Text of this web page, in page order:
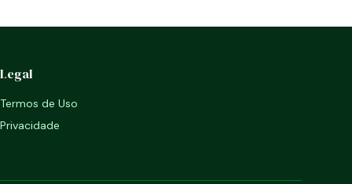
Legal
Termos de Uso
Privacidade